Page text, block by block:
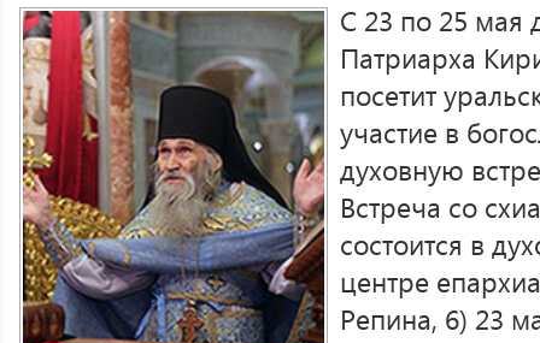
С 23 по 25 мая
Патриарха
посетит
участие в
духовную
Встреча со
состоится в
центре
Репина, 6) 23